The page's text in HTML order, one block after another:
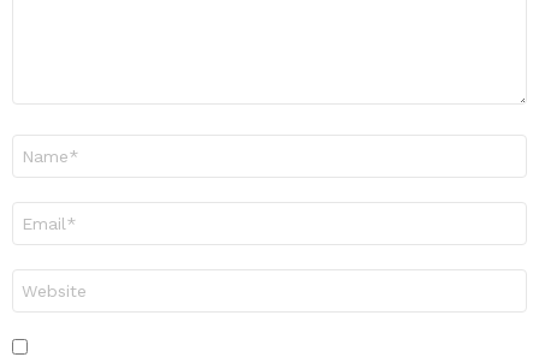
Mail-
Adresse
*